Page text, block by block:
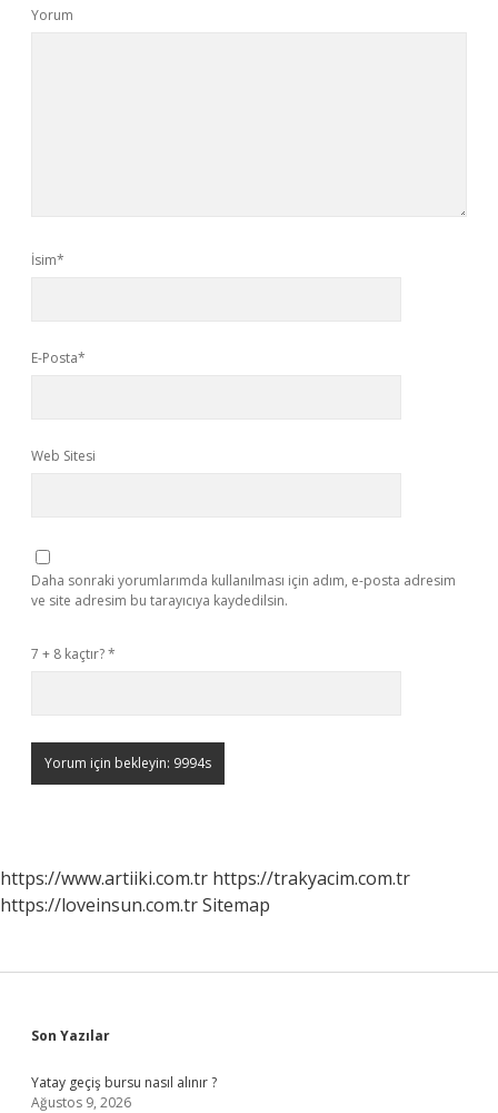
Yorum
İsim*
E-Posta*
Web Sitesi
Daha sonraki yorumlarımda kullanılması için adım, e-posta adresim
ve site adresim bu tarayıcıya kaydedilsin.
7 + 8 kaçtır?*
https://www.artiiki.com.tr https://trakyacim.com.tr
https://loveinsun.com.trSitemap
Sidebar
Son Yazılar
Yatay geçiş bursu nasıl alınır ?
Ağustos 9, 2026